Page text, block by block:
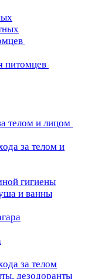
питомцев
телом и лицом
за телом и
гигиены
и ванны
за телом
дезодоранты